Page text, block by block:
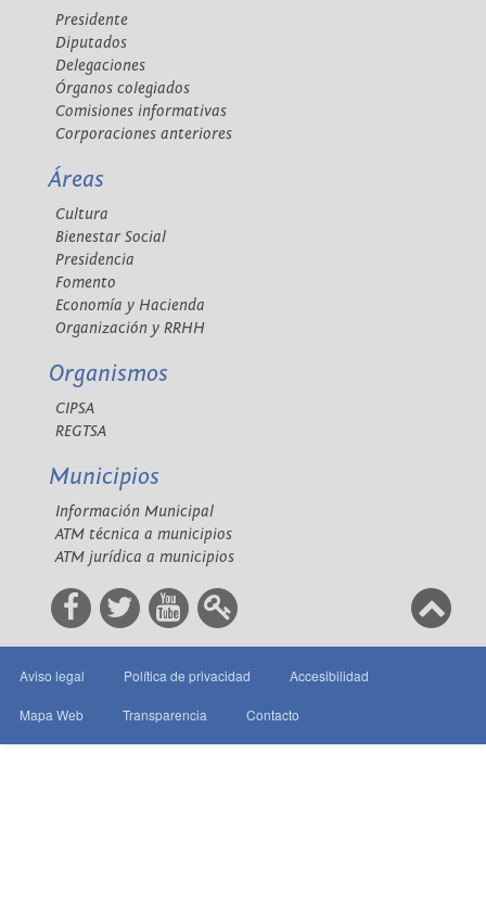
Presidente
Diputados
Delegaciones
Órganos colegiados
Comisiones informativas
Corporaciones anteriores
Áreas
Cultura
Bienestar Social
Presidencia
Fomento
Economía y Hacienda
Organización y RRHH
Organismos
CIPSA
REGTSA
Municipios
Información Municipal
ATM técnica a municipios
ATM jurídica a municipios
Aviso legal Política de privacidad Accesibilidad
Mapa Web Transparencia Contacto